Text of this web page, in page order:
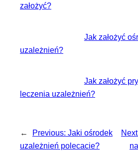
założyć?
Jak założyć
uzależnień?
Jak założyć
leczenia uzależnień?
← Previous: Jaki ośrodek
uzależnień polecacie?